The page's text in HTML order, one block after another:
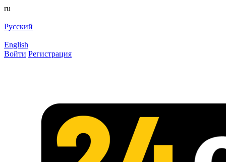
ru
Русский
English
Войти Регистрация